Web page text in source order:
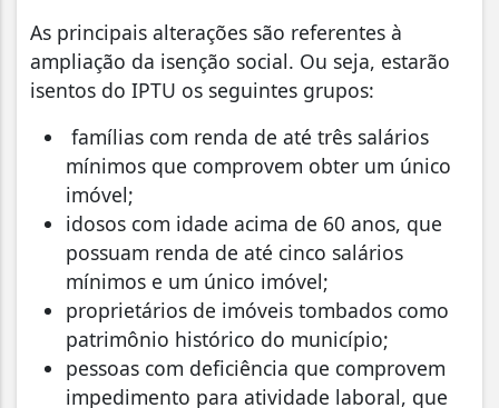
As principais alterações são referentes à
ampliação da isenção social. Ou seja, estarão
isentos do IPTU os seguintes grupos:
famílias com renda de até três salários
mínimos que comprovem obter um único
imóvel;
idosos com idade acima de 60 anos, que
possuam renda de até cinco salários
mínimos e um único imóvel;
proprietários de imóveis tombados como
patrimônio histórico do município;
pessoas com deficiência que comprovem
impedimento para atividade laboral, que